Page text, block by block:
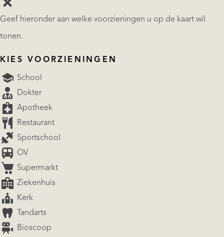
Geef hieronder aan welke voorzieningen u op de kaart wil
tonen.
KIES VOORZIENINGEN
School
Dokter
Apotheek
Restaurant
Sportschool
OV
Supermarkt
Ziekenhuis
Kerk
Tandarts
Bioscoop